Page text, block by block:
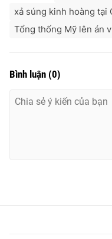
Liên hệ quảng cáo:
024-
® Cấm sao chép dưới
xả súng kinh hoàng tại
Tổng thống Mỹ lên án
Bình luận (0)